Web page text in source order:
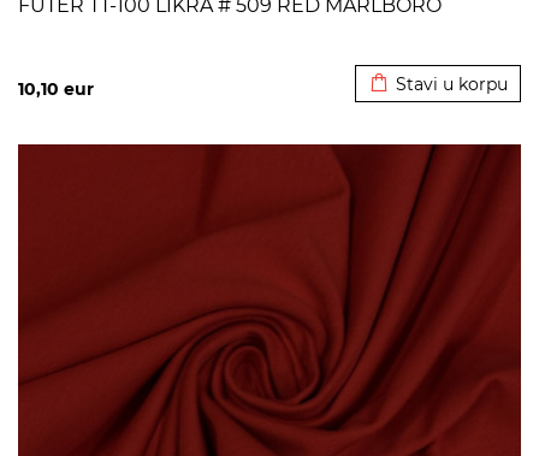
FUTER TT-100 LIKRA # 509 RED MARLBORO
10,10 eur Stavi u korpu